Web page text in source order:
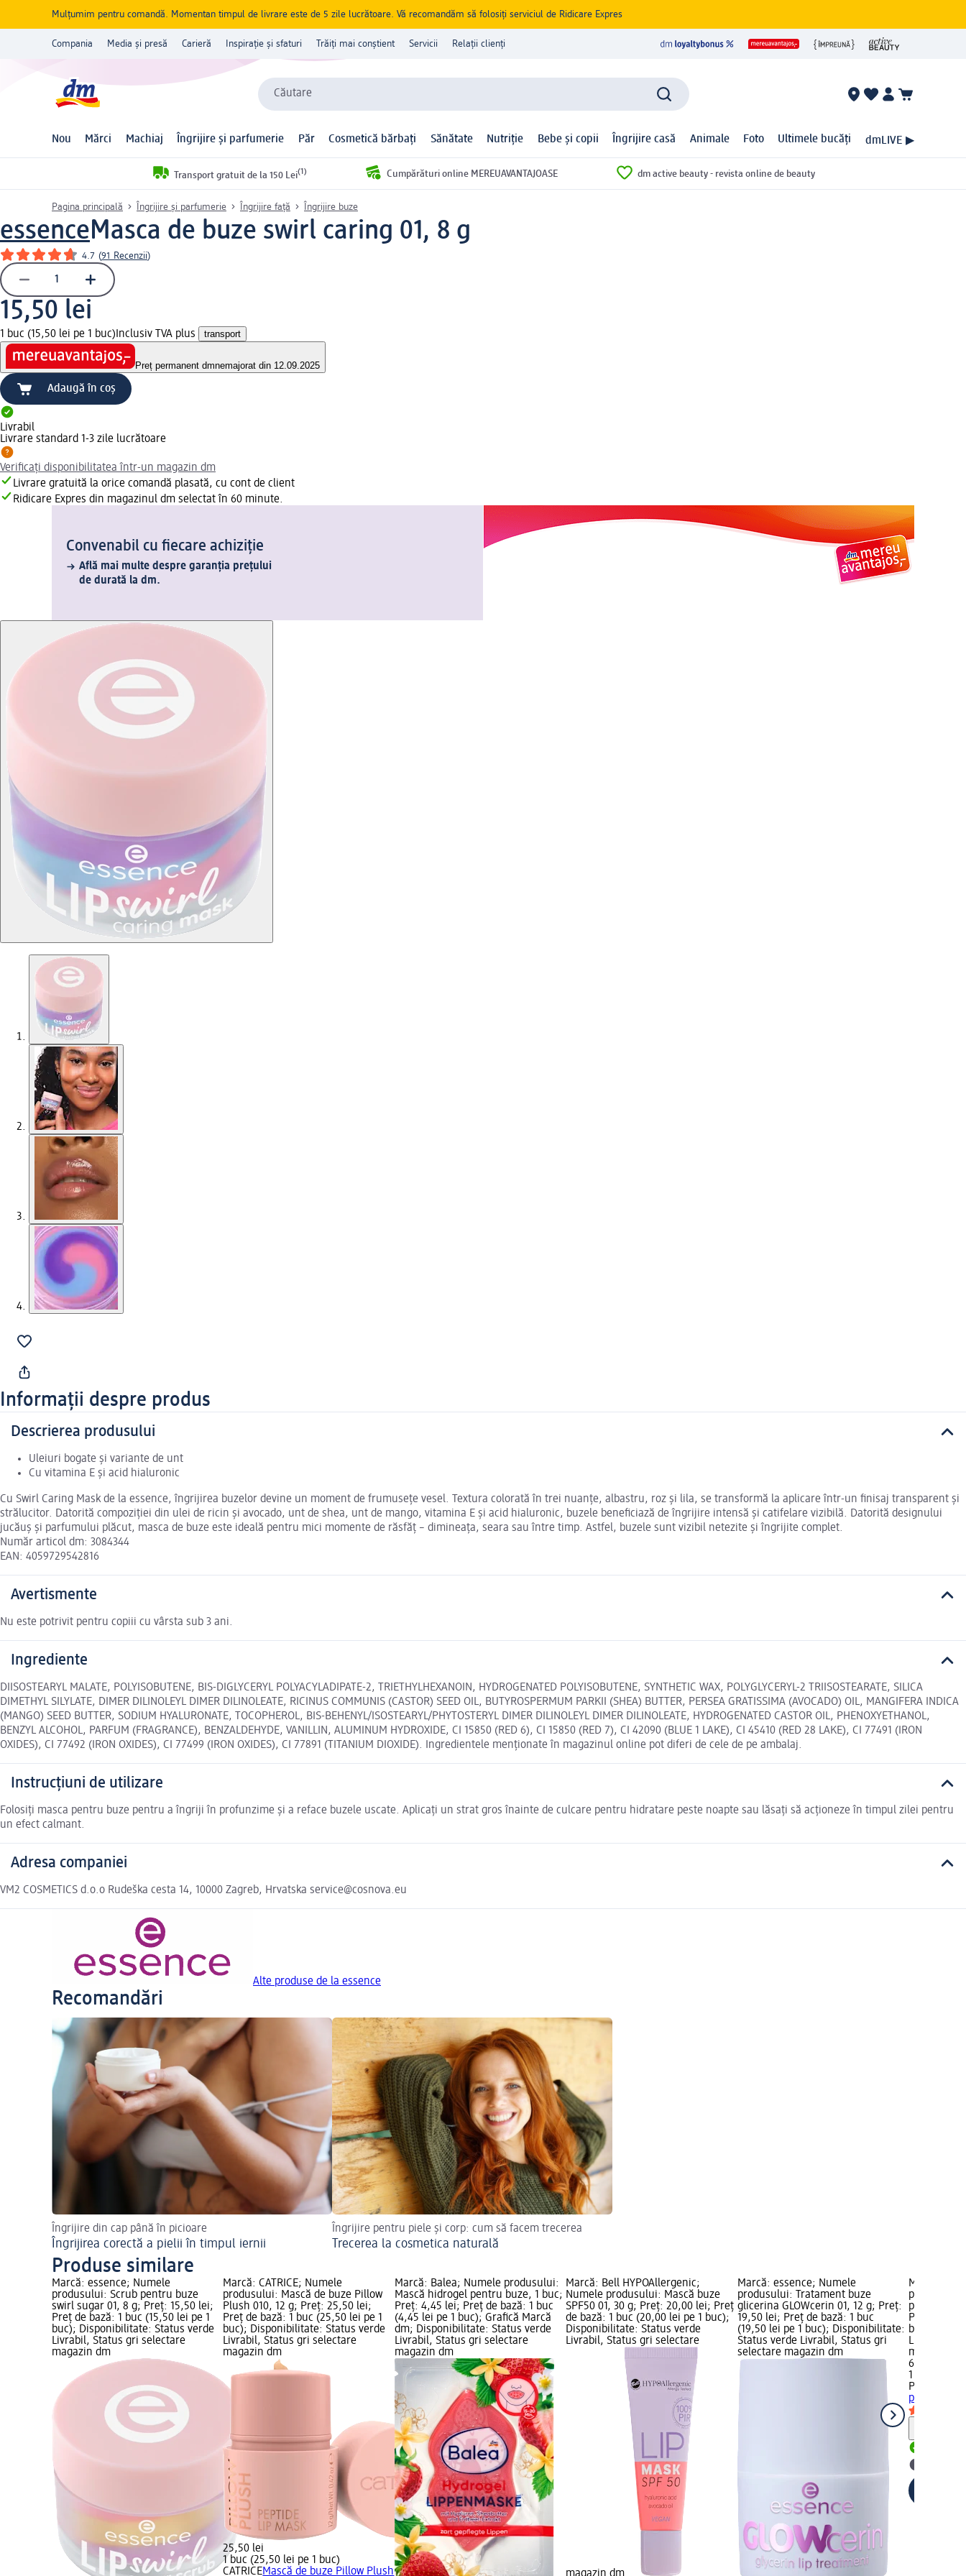
Mulțumim pentru comandă. Momentan timpul de livrare este de 5 zile lucrătoare. Vă recomandăm să folosiți serviciul de Ridicare Expres
Compania Media și presă Carieră Inspirație și sfaturi Trăiți mai conștient Servicii Relații clienți
Căutare
Nou Mărci Machiaj Îngrijire și parfumerie Păr Cosmetică bărbați Sănătate Nutriție Bebe și copii Îngrijire casă Animale Foto Ultimele bucăți dmLIVE ▶
Transport gratuit de la 150 Lei(1) Cumpărături online MEREUAVANTAJOASE dm active beauty - revista online de beauty
Pagina principală Îngrijire și parfumerie Îngrijire față Îngrijire buze
essenceMasca de buze swirl caring 01, 8 g
4.7 (91 Recenzii)
15,50 lei
1 buc (15,50 lei pe 1 buc) Inclusiv TVA plus transport
Preț permanent dmnemajorat din 12.09.2025
Adaugă în coș
Livrabil
Livrare standard 1-3 zile lucrătoare
Verificați disponibilitatea într-un magazin dm
Livrare gratuită la orice comandă plasată, cu cont de client
Ridicare Expres din magazinul dm selectat în 60 minute.
Convenabil cu fiecare achiziție
Află mai multe despre garanția prețului
de durată la dm.
Informații despre produs
Descrierea produsului
Uleiuri bogate și variante de unt
Cu vitamina E și acid hialuronic
Cu Swirl Caring Mask de la essence, îngrijirea buzelor devine un moment de frumusețe vesel. Textura colorată în trei nuanțe, albastru, roz și lila, se transformă la aplicare într-un finisaj transparent și
strălucitor. Datorită compoziției din ulei de ricin și avocado, unt de shea, unt de mango, vitamina E și acid hialuronic, buzele beneficiază de îngrijire intensă și catifelare vizibilă. Datorită designului
jucăuș și parfumului plăcut, masca de buze este ideală pentru mici momente de răsfăț – dimineața, seara sau între timp. Astfel, buzele sunt vizibil netezite și îngrijite complet.
Număr articol dm: 3084344
EAN: 4059729542816
Avertismente
Nu este potrivit pentru copiii cu vârsta sub 3 ani.
Ingrediente
DIISOSTEARYL MALATE, POLYISOBUTENE, BIS-DIGLYCERYL POLYACYLADIPATE-2, TRIETHYLHEXANOIN, HYDROGENATED POLYISOBUTENE, SYNTHETIC WAX, POLYGLYCERYL-2 TRIISOSTEARATE, SILICA
DIMETHYL SILYLATE, DIMER DILINOLEYL DIMER DILINOLEATE, RICINUS COMMUNIS (CASTOR) SEED OIL, BUTYROSPERMUM PARKII (SHEA) BUTTER, PERSEA GRATISSIMA (AVOCADO) OIL, MANGIFERA INDICA
(MANGO) SEED BUTTER, SODIUM HYALURONATE, TOCOPHEROL, BIS-BEHENYL/ISOSTEARYL/PHYTOSTERYL DIMER DILINOLEYL DIMER DILINOLEATE, HYDROGENATED CASTOR OIL, PHENOXYETHANOL,
BENZYL ALCOHOL, PARFUM (FRAGRANCE), BENZALDEHYDE, VANILLIN, ALUMINUM HYDROXIDE, CI 15850 (RED 6), CI 15850 (RED 7), CI 42090 (BLUE 1 LAKE), CI 45410 (RED 28 LAKE), CI 77491 (IRON
OXIDES), CI 77492 (IRON OXIDES), CI 77499 (IRON OXIDES), CI 77891 (TITANIUM DIOXIDE). Ingredientele menționate în magazinul online pot diferi de cele de pe ambalaj.
Instrucțiuni de utilizare
Folosiți masca pentru buze pentru a îngriji în profunzime și a reface buzele uscate. Aplicați un strat gros înainte de culcare pentru hidratare peste noapte sau lăsați să acționeze în timpul zilei pentru
un efect calmant.
Adresa companiei
VM2 COSMETICS d.o.o Rudeška cesta 14, 10000 Zagreb, Hrvatska service@cosnova.eu
Alte produse de la essence
Recomandări
Îngrijire din cap până în picioare
Îngrijirea corectă a pielii în timpul iernii
Îngrijire pentru piele și corp: cum să facem trecerea
Trecerea la cosmetica naturală
Produse similare
Marcă: essence; Numele
produsului: Scrub pentru buze
swirl sugar 01, 8 g; Preț: 15,50 lei;
Preț de bază: 1 buc (15,50 lei pe 1
buc); Disponibilitate: Status verde
Livrabil, Status gri selectare
magazin dm
Marcă: CATRICE; Numele
produsului: Mască de buze Pillow
Plush 010, 12 g; Preț: 25,50 lei;
Preț de bază: 1 buc (25,50 lei pe 1
buc); Disponibilitate: Status verde
Livrabil, Status gri selectare
magazin dm
25,50 lei
1 buc (25,50 lei pe 1 buc)
CATRICEMască de buze Pillow Plush
Marcă: Balea; Numele produsului:
Mască hidrogel pentru buze, 1 buc;
Preț: 4,45 lei; Preț de bază: 1 buc
(4,45 lei pe 1 buc); Grafică Marcă
dm; Disponibilitate: Status verde
Livrabil, Status gri selectare
magazin dm
Marcă: Bell HYPOAllergenic;
Numele produsului: Mască buze
SPF50 01, 30 g; Preț: 20,00 lei; Preț
de bază: 1 buc (20,00 lei pe 1 buc);
Disponibilitate: Status verde
Livrabil, Status gri selectare
Marcă: essence; Numele
produsului: Tratament buze
glicerina GLOWcerin 01, 12 g; Preț:
19,50 lei; Preț de bază: 1 buc
(19,50 lei pe 1 buc); Disponibilitate:
Status verde Livrabil, Status gri
selectare magazin dm
Marcă:
produsului:
pentru
Preț de
buc);
Livrabil,
magazin
6,95 lei
1 buc (6,95
PUREDERM
pentru